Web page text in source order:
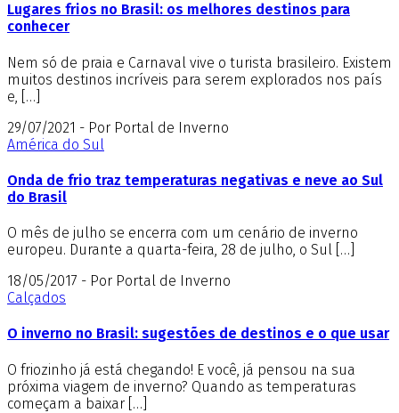
Lugares frios no Brasil: os melhores destinos para
conhecer
Nem só de praia e Carnaval vive o turista brasileiro. Existem
muitos destinos incríveis para serem explorados nos país
e, […]
29/07/2021 - Por Portal de Inverno
América do Sul
Onda de frio traz temperaturas negativas e neve ao Sul
do Brasil
O mês de julho se encerra com um cenário de inverno
europeu. Durante a quarta-feira, 28 de julho, o Sul […]
18/05/2017 - Por Portal de Inverno
Calçados
O inverno no Brasil: sugestões de destinos e o que usar
O friozinho já está chegando! E você, já pensou na sua
próxima viagem de inverno? Quando as temperaturas
começam a baixar […]